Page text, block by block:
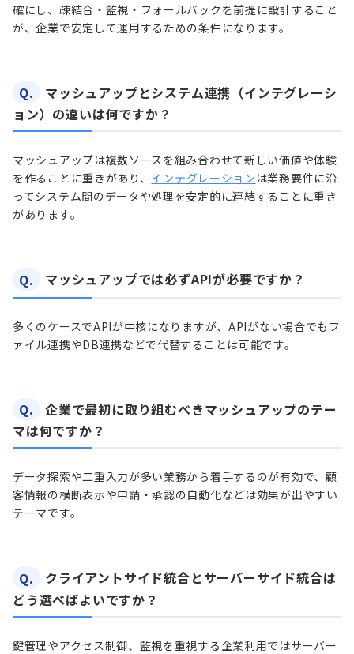
確にし、疎結合・監視・フォールバックを前提に設計すること
が、企業で安定して運用するための条件になります。
Q.
マッシュアップとシステム連携（インテグレーシ
ョン）の違いは何ですか？
マッシュアップは複数ソースを組み合わせて新しい価値や体験
を作ることに重きがあり、 インテグレーション は業務要件に沿
ってシステム間のデータや処理を安定的に連結することに重き
があります。
Q. マッシュアップでは必ずAPIが必要ですか？
多くのケースでAPIが中核になりますが、APIがない場合でもフ
ァイル連携やDB連携などで代替することは可能です。
Q.
企業で最初に取り組むべきマッシュアップのテー
マは何ですか？
データ探索や二重入力が多い業務から着手するのが有効で、顧
客情報の横断表示や申請・承認の自動化などは効果が出やすい
テーマです。
Q.
クライアントサイド統合とサーバーサイド統合は
どう選べばよいですか？
鍵管理やアクセス制御、監視を重視する企業利用ではサーバー